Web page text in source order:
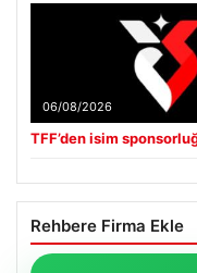
06/08/2026
TFF’den isim
Rehbere Firma Ekle